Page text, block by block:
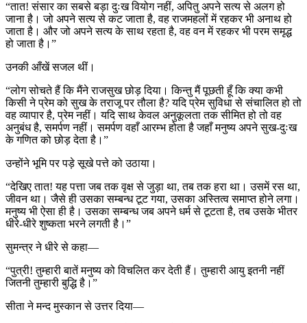
“तात! संसार का सबसे बड़ा दुःख वियोग नहीं, अपितु अपने सत्य से अलग हो
जाना है। जो अपने सत्य से कट जाता है, वह राजमहलों में रहकर भी अनाथ हो
जाता है। और जो अपने सत्य के साथ रहता है, वह वन में रहकर भी परम समृद्ध
हो जाता है।”
उनकी आँखें सजल थीं।
“लोग सोचते हैं कि मैंने राजसुख छोड़ दिया। किन्तु मैं पूछती हूँ कि क्या कभी
किसी ने प्रेम को सुख के तराजू पर तौला है? यदि प्रेम सुविधा से संचालित हो तो
वह व्यापार है, प्रेम नहीं। यदि साथ केवल अनुकूलता तक सीमित हो तो वह
अनुबंध है, समर्पण नहीं। समर्पण वहाँ आरम्भ होता है जहाँ मनुष्य अपने सुख-दुःख
के गणित को छोड़ देता है।”
उन्होंने भूमि पर पड़े सूखे पत्ते को उठाया।
“देखिए तात! यह पत्ता जब तक वृक्ष से जुड़ा था, तब तक हरा था। उसमें रस था,
जीवन था। जैसे ही उसका सम्बन्ध टूट गया, उसका अस्तित्व समाप्त होने लगा।
मनुष्य भी ऐसा ही है। उसका सम्बन्ध जब अपने धर्म से टूटता है, तब उसके भीतर
धीरे-धीरे शुष्कता भरने लगती है।”
सुमन्त्र ने धीरे से कहा—
“पुत्री! तुम्हारी बातें मनुष्य को विचलित कर देती हैं। तुम्हारी आयु इतनी नहीं
जितनी तुम्हारी बुद्धि है।”
सीता ने मन्द मुस्कान से उत्तर दिया—